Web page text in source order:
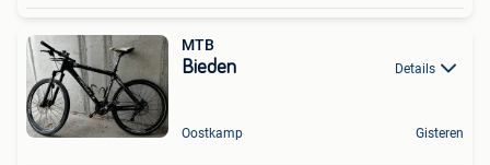
MTB
Bieden Details
Oostkamp Gisteren